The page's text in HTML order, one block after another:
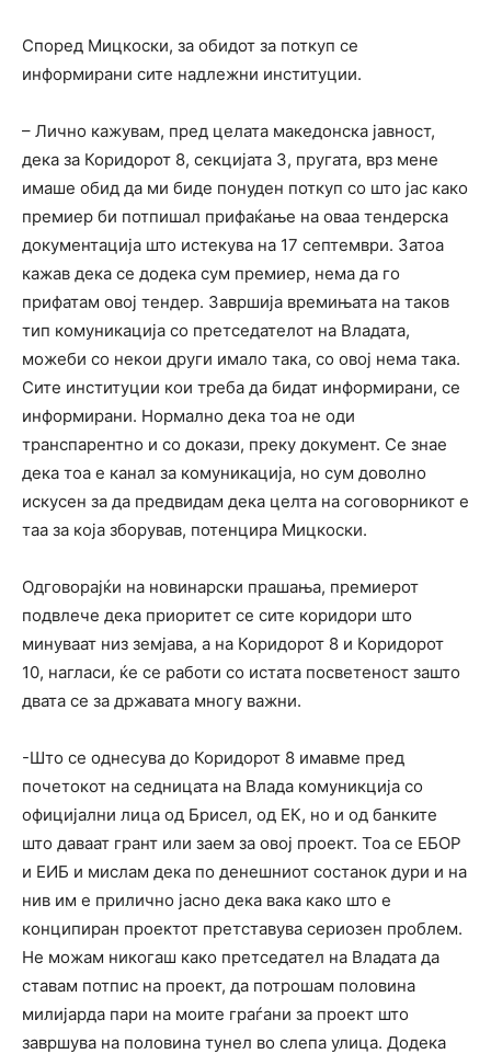
Според Мицкоски, за обидот за поткуп се
информирани сите надлежни институции.
– Лично кажувам, пред целата македонска јавност,
дека за Коридорот 8, секцијата 3, пругата, врз мене
имаше обид да ми биде понуден поткуп со што јас како
премиер би потпишал прифаќање на оваа тендерска
документација што истекува на 17 септември. Затоа
кажав дека се додека сум премиер, нема да го
прифатам овој тендер. Завршија времињата на таков
тип комуникација со претседателот на Владата,
можеби со некои други имало така, со овој нема така.
Сите институции кои треба да бидат информирани, се
информирани. Нормално дека тоа не оди
транспарентно и со докази, преку документ. Се знае
дека тоа е канал за комуникација, но сум доволно
искусен за да предвидам дека целта на соговорникот е
таа за која зборував, потенцира Мицкоски.
Одговорајќи на новинарски прашања, премиерот
подвлече дека приоритет се сите коридори што
минуваат низ земјава, а на Коридорот 8 и Коридорот
10, нагласи, ќе се работи со истата посветеност зашто
двата се за државата многу важни.
-Што се однесува до Коридорот 8 имавме пред
почетокот на седницата на Влада комуникција со
официјални лица од Брисел, од ЕК, но и од банките
што даваат грант или заем за овој проект. Тоа се ЕБОР
и ЕИБ и мислам дека по денешниот состанок дури и на
нив им е прилично јасно дека вака како што е
конципиран проектот претставува сериозен проблем.
Не можам никогаш како претседател на Владата да
ставам потпис на проект, да потрошам половина
милијарда пари на моите граѓани за проект што
завршува на половина тунел во слепа улица. Додека